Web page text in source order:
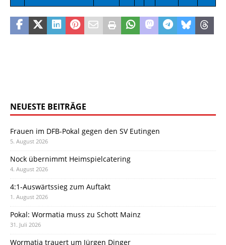
NEUESTE BEITRÄGE
Frauen im DFB-Pokal gegen den SV Eutingen
5. August 2026
Nock übernimmt Heimspielcatering
4. August 2026
4:1-Auswärtssieg zum Auftakt
1. August 2026
Pokal: Wormatia muss zu Schott Mainz
31. Juli 2026
Wormatia trauert um Jürgen Dinger